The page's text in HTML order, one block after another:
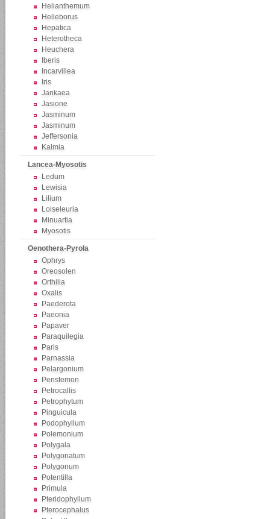
Helianthemum
Helleborus
Hepatica
Heterotheca
Heuchera
Iberis
Incarvillea
Iris
Jankaea
Jasione
Jasminum
Jasminum
Jeffersonia
Kalmia
Lancea-Myosotis
Ledum
Lewisia
Lilium
Loiseleuria
Minuartia
Myosotis
Oenothera-Pyrola
Ophrys
Oreosolen
Orthilia
Oxalis
Paederota
Paeonia
Papaver
Paraquilegia
Paris
Parnassia
Pelargonium
Penstemon
Petrocallis
Petrophytum
Pinguicula
Podophyllum
Polemonium
Polygala
Polygonatum
Polygonum
Potentilla
Primula
Pteridophyllum
Pterocephalus